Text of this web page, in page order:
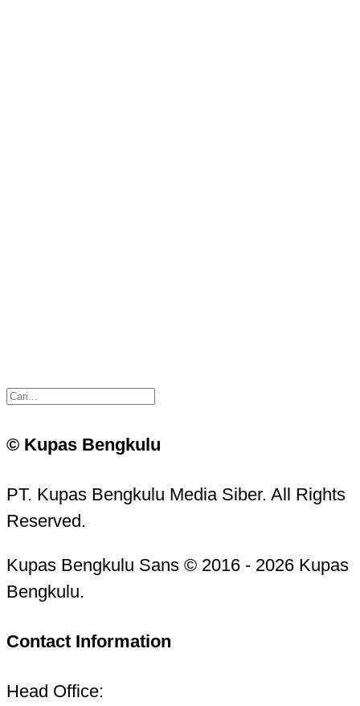
© Kupas Bengkulu
PT. Kupas Bengkulu Media Siber. All Rights
Reserved.
Kupas Bengkulu Sans © 2016 - 2026 Kupas
Bengkulu.
Contact Information
Head Office: